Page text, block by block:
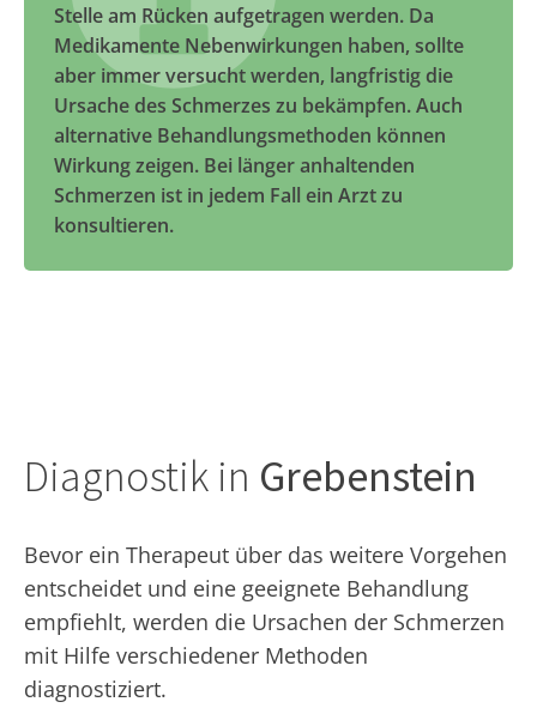
Stelle am Rücken aufgetragen werden. Da
Medikamente Nebenwirkungen haben, sollte
aber immer versucht werden, langfristig die
Ursache des Schmerzes zu bekämpfen. Auch
alternative Behandlungsmethoden können
Wirkung zeigen. Bei länger anhaltenden
Schmerzen ist in jedem Fall ein Arzt zu
konsultieren.
Diagnostik in Grebenstein
Bevor ein Therapeut über das weitere Vorgehen
entscheidet und eine geeignete Behandlung
empfiehlt, werden die Ursachen der Schmerzen
mit Hilfe verschiedener Methoden
diagnostiziert.